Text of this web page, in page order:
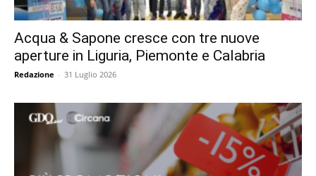
Acqua & Sapone cresce con tre nuove
aperture in Liguria, Piemonte e Calabria
Redazione - 31 Luglio 2026